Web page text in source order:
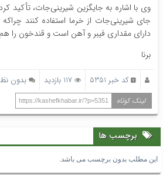
وی با اشاره به جایگزین شیرینی‌جات، تأکید
جای شیرینی‌جات از خرما استفاده کنند
دارای مقداری فیبر و آهن است و قندخون را
برنا
کد خبر 5351 117 بازدید بدون
لینک کوتاه https://kashefkhabar.ir/?p=5351
برچسب ها
این مطلب بدون برچسب می باشد.